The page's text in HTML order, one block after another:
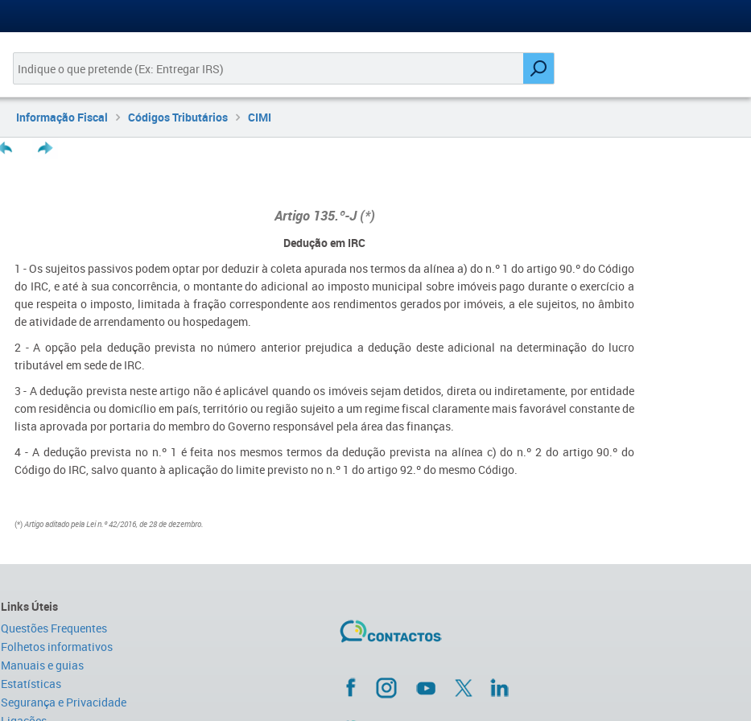
Informação Fiscal Códigos Tributários CIMI
Artigo 135.º-J(*)
Dedução em IRC
1 - Os sujeitos passivos podem optar por deduzir à coleta apurada nos termos da alínea a) do n.º 1 do artigo 90.º do Código
do IRC, e até à sua concorrência, o montante do adicional ao imposto municipal sobre imóveis pago durante o exercício a
que respeita o imposto, limitada à fração correspondente aos rendimentos gerados por imóveis, a ele sujeitos, no âmbito
de atividade de arrendamento ou hospedagem.
2 - A opção pela dedução prevista no número anterior prejudica a dedução deste adicional na determinação do lucro
tributável em sede de IRC.
3 - A dedução prevista neste artigo não é aplicável quando os imóveis sejam detidos, direta ou indiretamente, por entidade
com residência ou domicílio em país, território ou região sujeito a um regime fiscal claramente mais favorável constante de
lista aprovada por portaria do membro do Governo responsável pela área das finanças.
4 - A dedução prevista no n.º 1 é feita nos mesmos termos da dedução prevista na alínea c) do n.º 2 do artigo 90.º do
Código do IRC, salvo quanto à aplicação do limite previsto no n.º 1 do artigo 92.º do mesmo Código.
(*)Artigo aditado pela Lei n.º 42/2016, de 28 de dezembro.
Links Úteis
Questões Frequentes
Folhetos informativos
Manuais e guias
Estatísticas
Segurança e Privacidade